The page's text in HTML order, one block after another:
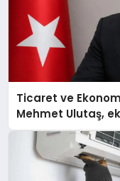
Ticaret ve
Mehmet Ulutaş,
açıklamada